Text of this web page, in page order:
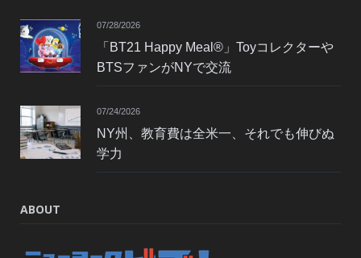
07/28/2026
「BT21 Happy Meal®」Toyコレクターや
BTSファンがNYで交流
07/24/2026
NY州、教育費は全米一、それでも伸びぬ
学力
ABOUT